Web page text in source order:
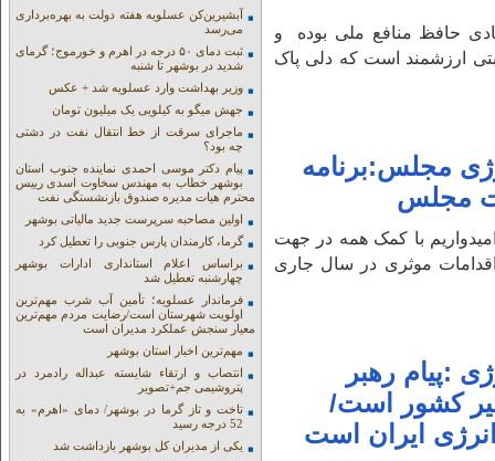
حافظ منافع ملی بوده و
ارزشمند است که دلی پاک
مجلس:برنامه
مجلس
با کمک همه در جهت
موثری در سال جاری
:پیام رهبر
کشور است/
ایران است
آبشیرین‌کن عسلویه هفته دولت به بهره‌برداری
می‌رسد
ثبت دمای ۵۰ درجه در اهرم و خورموج؛ گرمای
شدید در بوشهر تا شنبه
وزیر بهداشت وارد عسلویه شد + عکس
جهش میگو به کیلویی یک میلیون تومان
ماجرای سرقت از خط انتقال نفت در دشتی
چه بود؟
پیام دکتر موسی احمدی نماینده جنوب استان
بوشهر خطاب به مهندس سخاوت اسدی رییس
محترم هیات مدیره صندوق بازنشستگی نفت
اولین مصاحبه سرپرست جدید مالیاتی بوشهر
گرما، کارمندان پارس جنوبی را تعطیل کرد
براساس اعلام استانداری ادارات بوشهر
چهارشنبه تعطیل شد
فرماندار عسلویه؛ تأمین آب شرب مهم‌ترین
اولویت شهرستان است/رضایت مردم مهم‌ترین
معیار سنجش عملکرد مدیران است
مهم‌ترین اخبار استان بوشهر
انتصاب و ارتقاء شایسته عبداله رادمرد در
پتروشیمی جم+تصویر
تاخت و تاز گرما در بوشهر/ دمای «اهرم» به
52 درجه رسید
یکی از مدیران کل بوشهر بازداشت شد